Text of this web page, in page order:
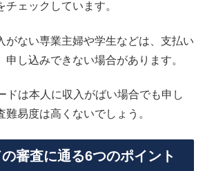
ェックしています。
がない専業主婦や学生などは、支払い
申し込みできない場合があります。
ドは本人に収入がばい場合でも申し
易度は高くないでしょう。
審査に通る6つのポイント